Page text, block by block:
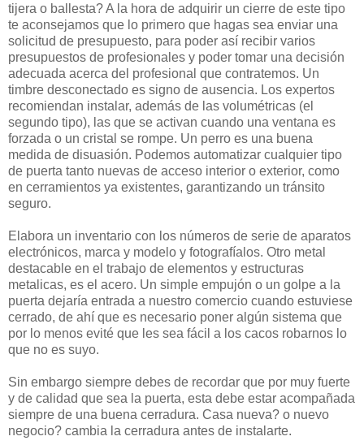
tijera o ballesta? A la hora de adquirir un cierre de este tipo
te aconsejamos que lo primero que hagas sea enviar una
solicitud de presupuesto, para poder así recibir varios
presupuestos de profesionales y poder tomar una decisión
adecuada acerca del profesional que contratemos. Un
timbre desconectado es signo de ausencia. Los expertos
recomiendan instalar, además de las volumétricas (el
segundo tipo), las que se activan cuando una ventana es
forzada o un cristal se rompe. Un perro es una buena
medida de disuasión. Podemos automatizar cualquier tipo
de puerta tanto nuevas de acceso interior o exterior, como
en cerramientos ya existentes, garantizando un tránsito
seguro.
Elabora un inventario con los números de serie de aparatos
electrónicos, marca y modelo y fotografíalos. Otro metal
destacable en el trabajo de elementos y estructuras
metalicas, es el acero. Un simple empujón o un golpe a la
puerta dejaría entrada a nuestro comercio cuando estuviese
cerrado, de ahí que es necesario poner algún sistema que
por lo menos evité que les sea fácil a los cacos robarnos lo
que no es suyo.
Sin embargo siempre debes de recordar que por muy fuerte
y de calidad que sea la puerta, esta debe estar acompañada
siempre de una buena cerradura. Casa nueva? o nuevo
negocio? cambia la cerradura antes de instalarte.